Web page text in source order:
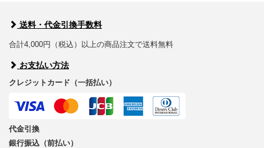
送料・代金引換手数料
合計4,000円（税込）以上の商品注文で送料無料
お支払い方法
クレジットカード（一括払い）
代金引換
銀行振込（前払い）